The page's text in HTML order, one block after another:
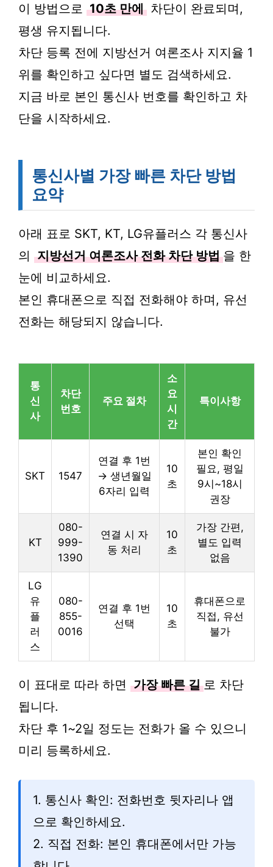
이 방법으로 10초 만에 차단이 완료되며,
평생 유지됩니다.
차단 등록 전에 지방선거 여론조사 지지율 1
위를 확인하고 싶다면 별도 검색하세요.
지금 바로 본인 통신사 번호를 확인하고 차
단을 시작하세요.
통신사별 가장 빠른 차단 방법
요약
아래 표로 SKT, KT, LG유플러스 각 통신사
의 지방선거 여론조사 전화 차단 방법 을 한
눈에 비교하세요.
본인 휴대폰으로 직접 전화해야 하며, 유선
전화는 해당되지 않습니다.
통
신
사
차단
번호
주요 절차
소
요
시
간
특이사항
SKT 1547
연결 후 1번
→ 생년월일
6자리 입력
10
초
본인 확인
필요, 평일
9시~18시
권장
KT
080-
999-
1390
연결 시 자
동 처리
10
초
가장 간편,
별도 입력
없음
LG
유
플
러
스
080-
855-
0016
연결 후 1번
선택
10
초
휴대폰으로
직접, 유선
불가
이 표대로 따라 하면 가장 빠른 길 로 차단
됩니다.
차단 후 1~2일 정도는 전화가 올 수 있으니
미리 등록하세요.
1. 통신사 확인: 전화번호 뒷자리나 앱
으로 확인하세요.
2. 직접 전화: 본인 휴대폰에서만 가능